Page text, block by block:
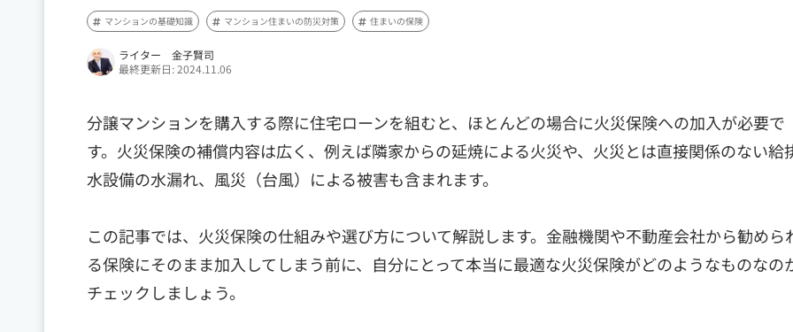
マンションの基礎知識 マンション住まいの防災対策 住まいの保険
ライター 金子賢司
最終更新日: 2024.11.06
分譲マンションを購入する際に住宅ローンを組むと、ほとんどの場合に火災保険への加入が必要で
す。火災保険の補償内容は広く、例えば隣家からの延焼による火災や、火災とは直接関係のない給
水設備の水漏れ、風災（台風）による被害も含まれます。
この記事では、火災保険の仕組みや選び方について解説します。金融機関や不動産会社から勧めら
る保険にそのまま加入してしまう前に、自分にとって本当に最適な火災保険がどのようなものなの
チェックしましょう。